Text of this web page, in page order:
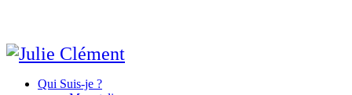
Qui Suis-je ?